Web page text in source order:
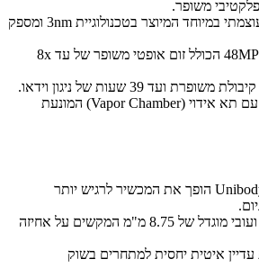
- מעבד Apple A19 Pro עוצמתי במיוחד המיוצר בטכנולוגיית 3nm ומספק
- מערך צילום משולש של 48MP הכולל זום אופטי משופר של עד 8x
ועד 39 שעות של ניגון וידאו.
- מערכת קירור מתקדמת עם תא אידוי (Vapor Chamber) המונעת
- המעבר לגוף אלומיניום Unibody הופך את המכשיר לרגיש יותר
- משקל כבד של 233 גרם ועובי מוגדל של 8.75 מ"מ המקשים על אחיזה
איטית יחסית למתחרים בשוק